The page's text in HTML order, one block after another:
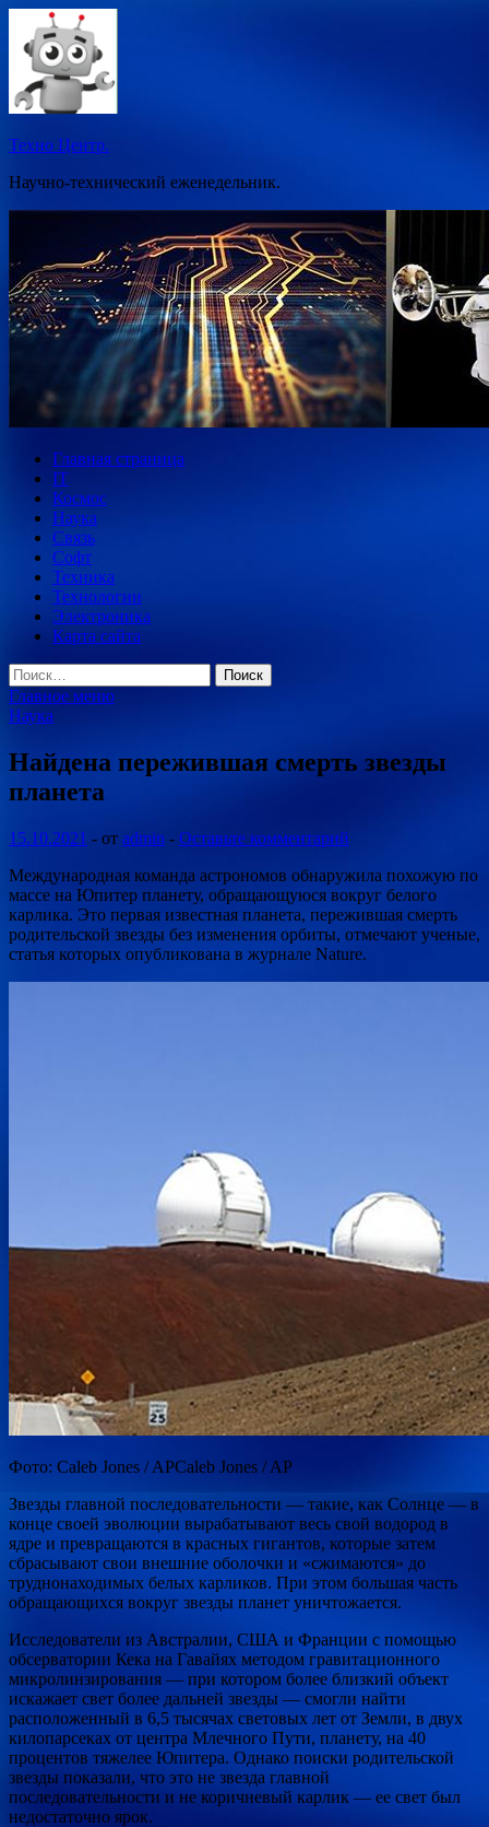
Перейти
содержимому
Техно Центр.
Научно-технический еженедельник.
Главная страница
IT
Космос
Наука
Связь
Софт
Техника
Технологии
Электроника
Карта сайта
Найти:
Главное меню
Наука
Найдена пережившая смерть звезды
планета
15.10.2021 - от admin - Оставьте комментарий
Международная команда астрономов обнаружила похожую по
массе на Юпитер планету, обращающуюся вокруг белого
карлика. Это первая известная планета, пережившая смерть
родительской звезды без изменения орбиты, отмечают ученые,
статья которых опубликована в журнале Nature.
Фото: Caleb Jones / APCaleb Jones / AP
Звезды главной последовательности — такие, как Солнце — в
конце своей эволюции вырабатывают весь свой водород в
ядре и превращаются в красных гигантов, которые затем
сбрасывают свои внешние оболочки и «сжимаются» до
труднонаходимых белых карликов. При этом большая часть
обращающихся вокруг звезды планет уничтожается.
Исследователи из Австралии, США и Франции с помощью
обсерватории Кека на Гавайях методом гравитационного
микролинзирования — при котором более близкий объект
искажает свет более дальней звезды — смогли найти
расположенный в 6,5 тысячах световых лет от Земли, в двух
килопарсеках от центра Млечного Пути, планету, на 40
процентов тяжелее Юпитера. Однако поиски родительской
звезды показали, что это не звезда главной
последовательности и не коричневый карлик — ее свет был
недостаточно ярок.